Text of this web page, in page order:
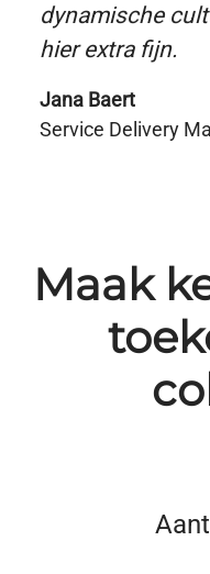
dynamische
hier extra fijn.
Jana Baert
Service Delivery
Maak